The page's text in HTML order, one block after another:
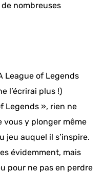
nombreuses
League of Legends
l’écrirai plus !)
Legends », rien ne
vous y plonger même
jeu auquel il s’inspire.
évidemment, mais
pour ne pas en perdre